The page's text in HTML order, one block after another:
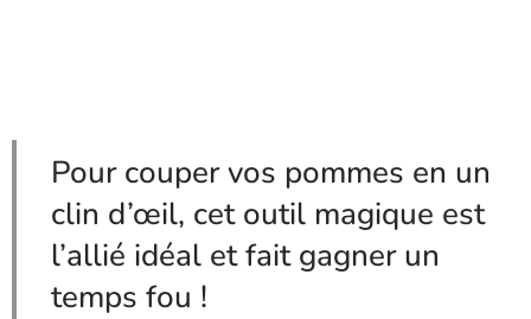
Pour couper vos pommes en un
clin d’œil, cet outil magique est
l’allié idéal et fait gagner un
temps fou !